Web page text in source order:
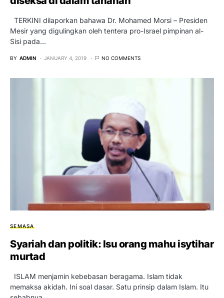
TERKINI dilaporkan bahawa Dr. Mohamed Morsi – Presiden
Mesir yang digulingkan oleh tentera pro-Israel pimpinan al-
Sisi pada…
BY ADMIN JANUARY 4, 2019 NO COMMENTS
SEMASA
Syariah dan politik: Isu orang mahu isytihar
murtad
ISLAM menjamin kebebasan beragama. Islam tidak
memaksa akidah. Ini soal dasar. Satu prinsip dalam Islam. Itu